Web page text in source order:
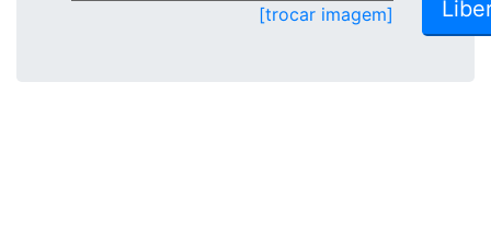
[trocar imagem]